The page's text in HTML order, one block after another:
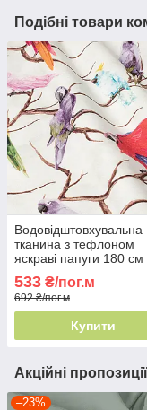
Подібні товари
Водовідштовхувальна
тканина з тефлоном
яскраві папуги 180 см
фауною
533 ₴/пог.м
692 ₴/пог.м
Купити
Акційні
–23%